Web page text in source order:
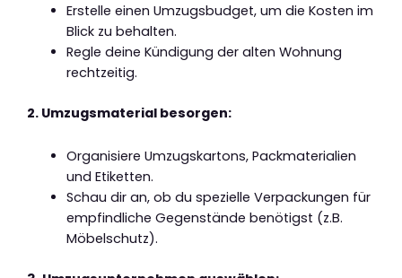
Erstelle einen Umzugsbudget, um die Kosten im
Blick zu behalten.
Regle deine Kündigung der alten Wohnung
rechtzeitig.
2. Umzugsmaterial besorgen:
Organisiere Umzugskartons, Packmaterialien
und Etiketten.
Schau dir an, ob du spezielle Verpackungen für
empfindliche Gegenstände benötigst (z.B.
Möbelschutz).